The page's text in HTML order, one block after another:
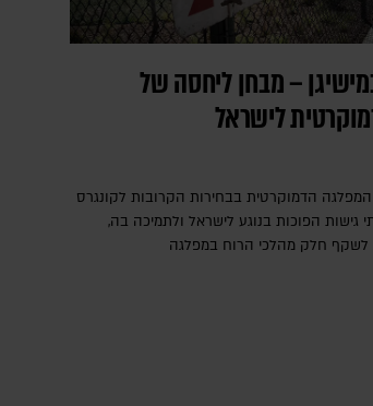
– מבחן ליחסה של
לישראל
המפלגה הדמוקרטית בבחירות הקרובות לקונגרס
גישות הפוכות בנוגע לישראל ולתמיכה בה,
לשקף חלק מהלכי הרוח במפלגה